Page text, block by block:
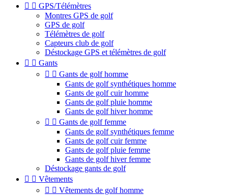
  GPS/Télémètres
Montres GPS de golf
GPS de golf
Télémètres de golf
Capteurs club de golf
Déstockage GPS et télémètres de golf
  Gants
  Gants de golf homme
Gants de golf synthétiques homme
Gants de golf cuir homme
Gants de golf pluie homme
Gants de golf hiver homme
  Gants de golf femme
Gants de golf synthétiques femme
Gants de golf cuir femme
Gants de golf pluie femme
Gants de golf hiver femme
Déstockage gants de golf
  Vêtements
  Vêtements de golf homme